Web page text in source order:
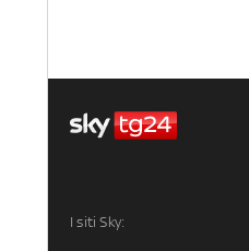
I siti Sky: